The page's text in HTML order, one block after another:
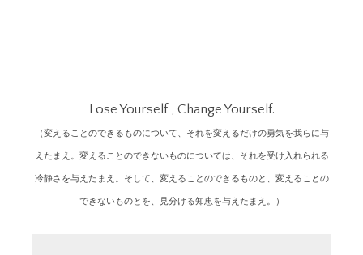
Lose Yourself , Change Yourself.
（変えることのできるものについて、それを変えるだけの勇気を我らに与
えたまえ。変えることのできないものについては、それを受け入れられる
冷静さを与えたまえ。そして、変えることのできるものと、変えることの
できないものとを、見分ける知恵を与えたまえ。）